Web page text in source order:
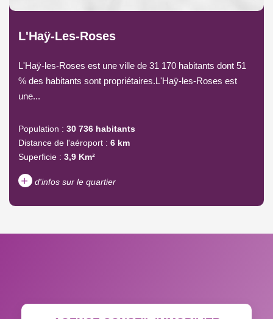
L'Haÿ-Les-Roses
L'Haÿ-les-Roses est une ville de 31 170 habitants dont 51
% des habitants sont propriétaires.L'Haÿ-les-Roses est
une...
Population : 30 736 habitants
Distance de l'aéroport : 6 km
Superficie : 3,9 Km²
+ d'infos sur le quartier